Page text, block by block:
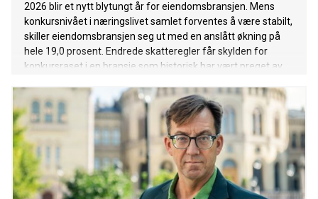
2026 blir et nytt blytungt år for eiendomsbransjen. Mens
konkursnivået i næringslivet samlet forventes å være stabilt,
skiller eiendomsbransjen seg ut med en anslått økning på
hele 19,0 prosent. Endrede skatteregler får skylden for
konkursraset i en bransje som historisk har vært preget av